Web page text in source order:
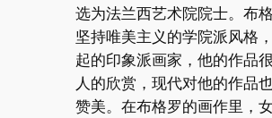
选为法兰西艺术院院士。布
坚持唯美主义的学院派风格
起的印象派画家，他的作品
人的欣赏，现代对他的作品
赞美。在布格罗的画作里，